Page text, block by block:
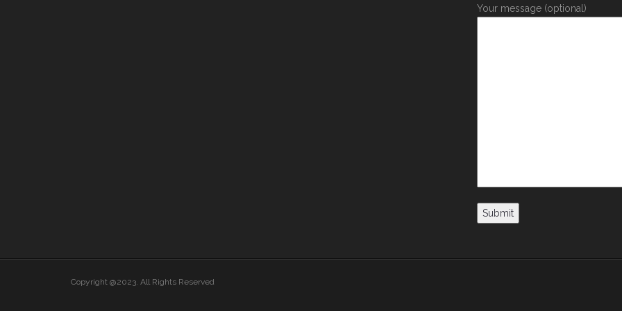
Your message (optional)
Copyright @2023. All Rights Reserved